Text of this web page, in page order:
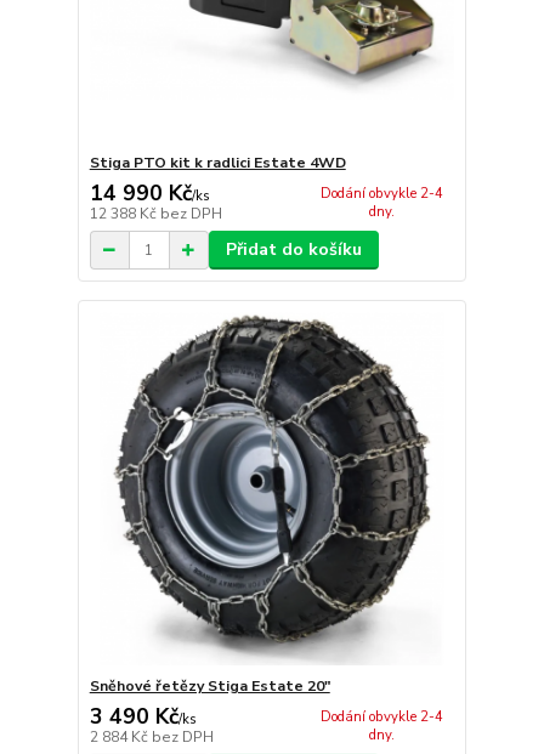
Stiga PTO kit k radlici Estate 4WD
14 990 Kč/ks
12 388 Kč bez DPH
Dodání obvykle 2-4
dny.
Přidat do košíku
Sněhové řetězy Stiga Estate 20"
3 490 Kč/ks
2 884 Kč bez DPH
Dodání obvykle 2-4
dny.